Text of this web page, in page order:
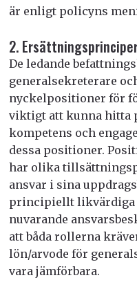
är enligt policyns
2.
De ledande
generalsekreterare
nyckelpositioner för
viktigt att kunna hitta
kompetens och
dessa positioner.
har olika
ansvar i sina
principiellt likvärdiga
nuvarande
att båda rollerna
lön/arvode för
vara jämförbara.